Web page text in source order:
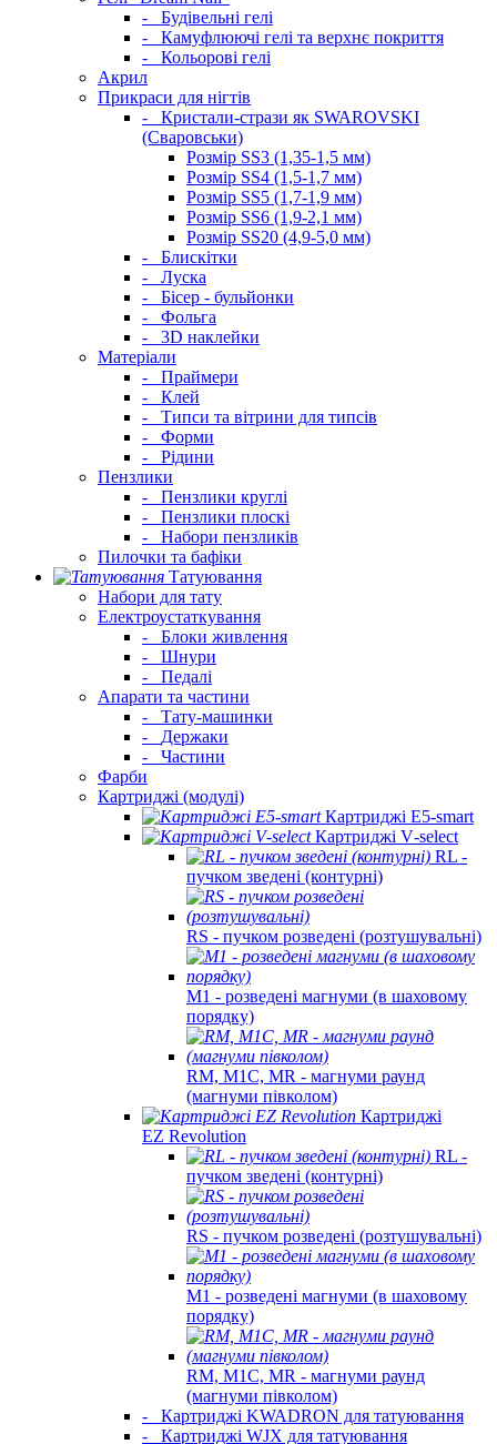
-
Будівельні гелі
-
Камуфлюючі гелі та верхнє покриття
-
Кольорові гелі
Акрил
Прикраси для нігтів
-
Кристали-стрази як SWAROVSKI
(Сваровськи)
Розмір SS3 (1,35-1,5 мм)
Розмір SS4 (1,5-1,7 мм)
Розмір SS5 (1,7-1,9 мм)
Розмір SS6 (1,9-2,1 мм)
Розмір SS20 (4,9-5,0 мм)
-
Блискітки
-
Луска
-
Бісер - бульйонки
-
Фольга
-
3D наклейки
Матеріали
-
Праймери
-
Клей
-
Типси та вітрини для типсів
-
Форми
-
Рідини
Пензлики
-
Пензлики круглі
-
Пензлики плоскі
-
Набори пензликів
Пилочки та бафіки
Татуювання
Набори для тату
Електроустаткування
-
Блоки живлення
-
Шнури
-
Педалі
Апарати та частини
-
Тату-машинки
-
Держаки
-
Частини
Фарби
Картриджі (модулі)
Картриджі E5‑smart
Картриджі V‑select
RL -
пучком зведені (контурні)
RS - пучком розведені (розтушувальні)
M1 - розведені магнуми (в шаховому
порядку)
RM, M1C, MR - магнуми раунд
(магнуми півколом)
Картриджі
EZ Revolution
RL -
пучком зведені (контурні)
RS - пучком розведені (розтушувальні)
M1 - розведені магнуми (в шаховому
порядку)
RM, M1C, MR - магнуми раунд
(магнуми півколом)
-
Картриджі KWADRON для татуювання
-
Картриджі WJX для татуювання